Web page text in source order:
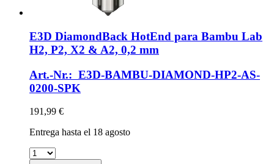
E3D DiamondBack HotEnd para Bambu Lab
H2, P2, X2 & A2, 0,2 mm
Art.-Nr.: E3D-BAMBU-DIAMOND-HP2-AS-
0200-SPK
191,99 €
Entrega hasta el 18 agosto